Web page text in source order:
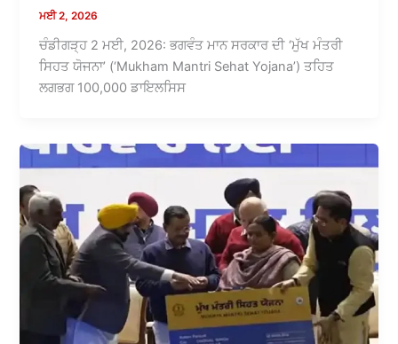
ਮਈ 2, 2026
ਚੰਡੀਗੜ੍ਹ 2 ਮਈ, 2026: ਭਗਵੰਤ ਮਾਨ ਸਰਕਾਰ ਦੀ ‘ਮੁੱਖ ਮੰਤਰੀ
ਸਿਹਤ ਯੋਜਨਾ’ (‘Mukham Mantri Sehat Yojana’) ਤਹਿਤ
ਲਗਭਗ 100,000 ਡਾਇਲਸਿਸ